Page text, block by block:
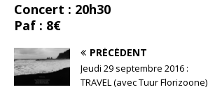
Concert : 20h30
Paf : 8€
PRÉCÉDENT
Jeudi 29 septembre 2016 :
TRAVEL (avec Tuur Florizoone)